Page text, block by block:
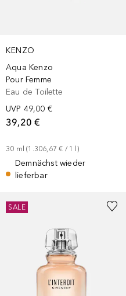
KENZO
Aqua Kenzo
Pour Femme
Eau de Toilette
UVP 49,00 €
39,20 €
30 ml (1.306,67 € / 1 )
Demnächst wieder
lieferbar
SALE